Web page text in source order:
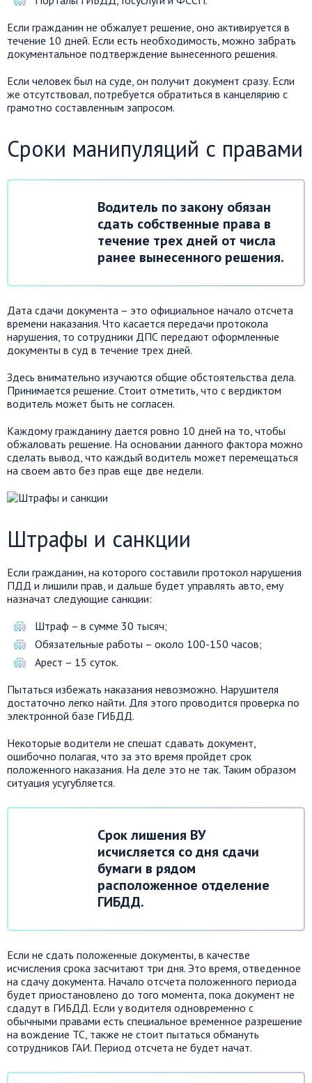
Если гражданин не обжалует решение, оно активируется в
течение 10 дней. Если есть необходимость, можно забрать
документальное подтверждение вынесенного решения.
Если человек был на суде, он получит документ сразу. Если
же отсутствовал, потребуется обратиться в канцелярию с
грамотно составленным запросом.
Сроки манипуляций с правами
Водитель по закону обязан
сдать собственные права в
течение трех дней от числа
ранее вынесенного решения.
Дата сдачи документа – это официальное начало отсчета
времени наказания. Что касается передачи протокола
нарушения, то сотрудники ДПС передают оформленные
документы в суд в течение трех дней.
Здесь внимательно изучаются общие обстоятельства дела.
Принимается решение. Стоит отметить, что с вердиктом
водитель может быть не согласен.
Каждому гражданину дается ровно 10 дней на то, чтобы
обжаловать решение. На основании данного фактора можно
сделать вывод, что каждый водитель может перемещаться
на своем авто без прав еще две недели.
Штрафы и санкции
Если гражданин, на которого составили протокол нарушения
ПДД и лишили прав, и дальше будет управлять авто, ему
назначат следующие санкции:
Штраф – в сумме 30 тысяч;
Обязательные работы – около 100-150 часов;
Арест – 15 суток.
Пытаться избежать наказания невозможно. Нарушителя
достаточно легко найти. Для этого проводится проверка по
электронной базе ГИБДД.
Некоторые водители не спешат сдавать документ,
ошибочно полагая, что за это время пройдет срок
положенного наказания. На деле это не так. Таким образом
ситуация усугубляется.
Срок лишения ВУ
исчисляется со дня сдачи
бумаги в рядом
расположенное отделение
ГИБДД.
Если не сдать положенные документы, в качестве
исчисления срока засчитают три дня. Это время, отведенное
на сдачу документа. Начало отсчета положенного периода
будет приостановлено до того момента, пока документ не
сдадут в ГИБДД. Если у водителя одновременно с
обычными правами есть специальное временное разрешение
на вождение ТС, также не стоит пытаться обмануть
сотрудников ГАИ. Период отсчета не будет начат.